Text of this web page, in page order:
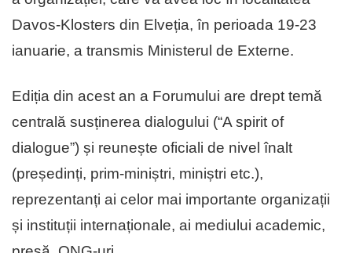
Davos-Klosters din Elveția, în perioada 19-23
ianuarie, a transmis Ministerul de Externe.
Ediția din acest an a Forumului are drept temă
centrală susținerea dialogului (“A spirit of
dialogue”) și reunește oficiali de nivel înalt
(președinți, prim-miniștri, miniștri etc.),
reprezentanți ai celor mai importante organizații
și instituții internaționale, ai mediului academic,